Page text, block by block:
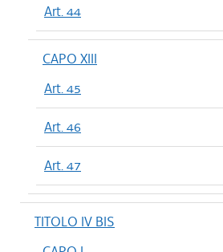
Art. 44
CAPO XIII
Art. 45
Art. 46
Art. 47
TITOLO IV BIS